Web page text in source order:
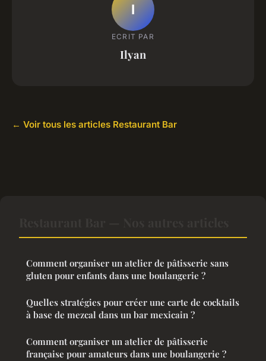
I
ECRIT PAR
Ilyan
← Voir tous les articles Restaurant Bar
Comment organiser un atelier de pâtisserie sans
gluten pour enfants dans une boulangerie ?
Quelles stratégies pour créer une carte de cocktails
à base de mezcal dans un bar mexicain ?
Comment organiser un atelier de pâtisserie
française pour amateurs dans une boulangerie ?